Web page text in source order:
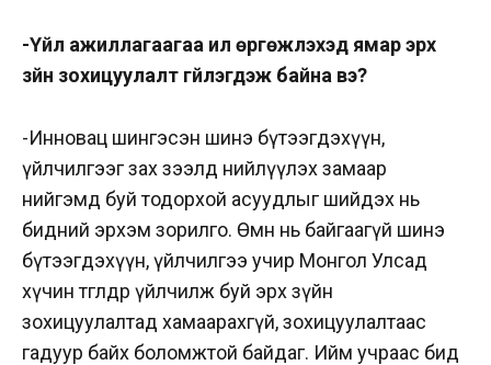
-Үйл ажиллагаагаа илүү өргөжүүлэхэд ямар эрх
зүйн зохицуулалт үгүйлэгдэж байна вэ?
-Инновац шингэсэн шинэ бүтээгдэхүүн,
үйлчилгээг зах зээлд нийлүүлэх замаар
нийгэмд буй тодорхой асуудлыг шийдэх нь
бидний эрхэм зорилго. Өмнө нь байгаагүй шинэ
бүтээгдэхүүн, үйлчилгээ учир Монгол Улсад
хүчин төгөлдөр үйлчилж буй эрх зүйн
зохицуулалтад хамаарахгүй, зохицуулалтаас
гадуур байх боломжтой байдаг. Ийм учраас бид